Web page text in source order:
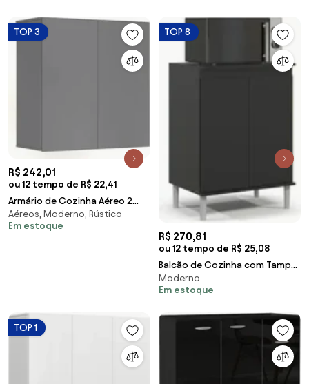
TOP 3
R$ 242,01
ou 12 tempo de R$ 22,41
Armário de Cozinha Aéreo 2
Portas 67cm Italy Cinza - EJ
Móveis
Aéreos, Moderno, Rústico
Em estoque
TOP 8
R$ 270,81
ou 12 tempo de R$ 25,08
Balcão de Cozinha com Tampo
2 Portas 61cm Italy Preto - EJ
Móveis
Moderno
Em estoque
TOP 1